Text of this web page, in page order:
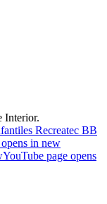
Interior.
in new
YouTube page opens